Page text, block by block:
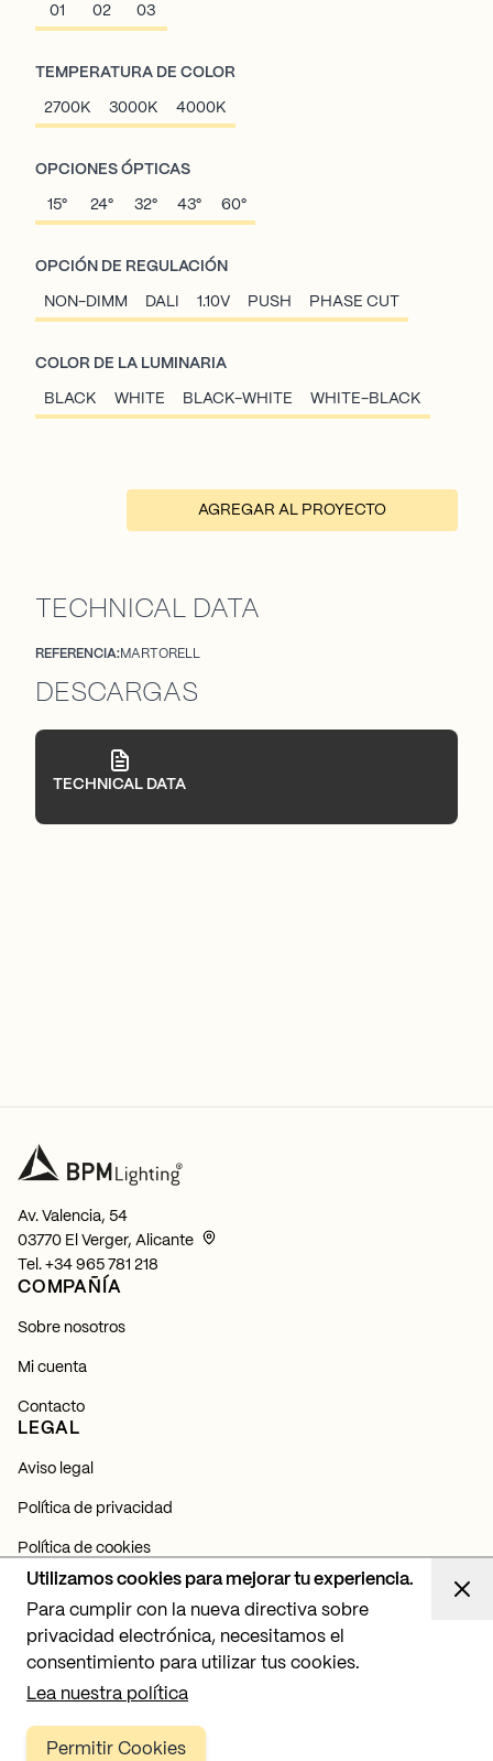
Utilizamos cookies para mejorar tu experiencia.
Para cumplir con la nueva directiva sobre
privacidad electrónica, necesitamos el
consentimiento para utilizar tus cookies.
Lea nuestra política
Permitir Cookies
01 02 03
TEMPERATURA DE COLOR
2700K 3000K 4000K
OPCIONES ÓPTICAS
15° 24° 32° 43° 60°
OPCIÓN DE REGULACIÓN
NON-DIMM DALI 1.10V PUSH PHASE CUT
COLOR DE LA LUMINARIA
BLACK WHITE BLACK-WHITE WHITE-BLACK
AGREGAR AL PROYECTO
TECHNICAL DATA
REFERENCIA:MARTORELL
DESCARGAS
TECHNICAL DATA
Av. Valencia, 54
03770 El Verger, Alicante
Tel. +34 965 781 218
COMPAÑÍA
Sobre nosotros
Mi cuenta
Contacto
LEGAL
Aviso legal
Política de privacidad
Política de cookies
NEWSLETTER
Suscríbete y entérate de todas nuestras novedades,
lanzamientos y proyectos de iluminación.
Suscribirme